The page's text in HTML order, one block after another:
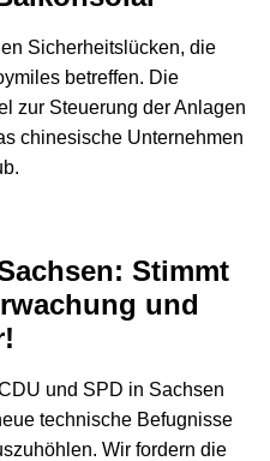
Sicherheitslücken, die
betreffen. Die
zur Steuerung der Anlagen
chinesische Unternehmen
Stimmt
und
und SPD in Sachsen
technische Befugnisse
Wir fordern die